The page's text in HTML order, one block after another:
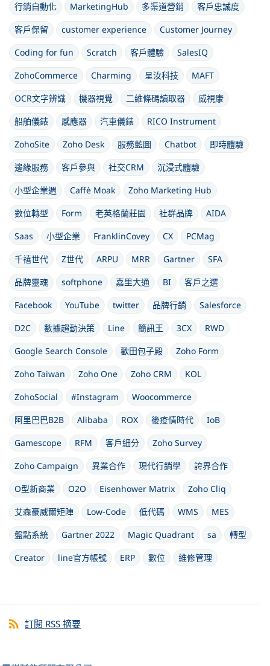
行銷自動化
MarketingHub 多渠道營銷
客戶忠誠度
客戶保留
customer experience
Customer Journey
Coding for fun
Scratch 客戶體驗
SalesIQ
ZohoCommerce
Charming 呈汝科技
MAFT
OCR文字辨識
機器視覺 二維條碼讀取器
威視康
船舶儀錶
感應器 汽車儀錶
RICO Instrument
ZohoSite
Zoho Desk 服務藍圖 Chatbot
即時體驗
邊緣服務
客戶參與 社交CRM
沉浸式體驗
小型企業週
Caffè Moak
Zoho Marketing Hub
數位轉型
Form 老英格蘭莊園 社群品牌
AIDA
Saas
小型企業 FranklinCovey CX
PCMag
千禧世代
Z世代 ARPU MRR Gartner
SFA
品牌靈魂
softphone 嘉里大通 BI
客戶之選
Facebook
YouTube twitter 品牌行銷
Salesforce
D2C
數據趨動決策 Line 簡訊王 3CX
RWD
Google Search Console
歡田包子殿
Zoho Form
Zoho Taiwan
Zoho One Zoho CRM
KOL
ZohoSocial
#Instagram
Woocommerce
阿里巴巴B2B
Alibaba ROX 後疫情時代
IoB
Gamescope
RFM 客戶細分
Zoho Survey
Zoho Campaign
異業合作 現代行銷學
誇界合作
O型新商業
O2O Eisenhower Matrix
Zoho Cliq
艾森豪威爾矩陣
Low-Code 低代碼 WMS
MES
盤點系統
Gartner 2022 Magic Quadrant sa
轉型
Creator
line官方帳號 ERP 數位 維修管理
訂閱 RSS 摘要